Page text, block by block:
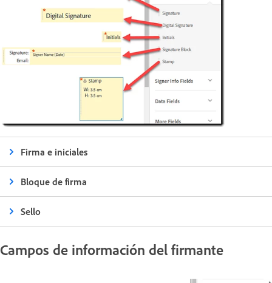
Firma e iniciales
Bloque de firma
Sello
Campos de información del firmante